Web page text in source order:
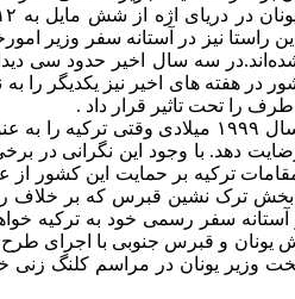
راستا نیز در آستانه سفر وزیر
شده‌اند.در سه سال اخیر حدود
هفته های اخیر نیز یکدیگر را به
طرف را تحت تاثیر قرار داد .
دهد. با وجود این نگرانی در
مقامات ترکیه بر حمایت این کشور
بخش ترک نشین قبرس که بر خلاف
سفر رسمی خود به ترکیه
و قبرس جنوبی با اجرای طرح
وزیر یونان در مراسم کلنگ